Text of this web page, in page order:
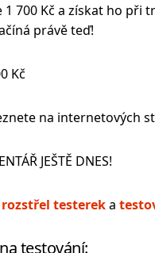
1 700 Kč a získat ho při
právě teď!
Kč
na internetových
JEŠTĚ DNES!
rozstřel testereka
testování: